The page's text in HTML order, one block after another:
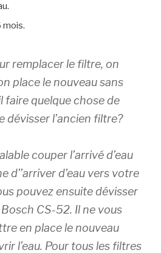
mois.
remplacer le filtre, on
place le nouveau sans
faire quelque chose de
dévisser l’ancien filtre?
couper l’arrivé d’eau
d’’arriver d’eau vers votre
pouvez ensuite dévisser
CS-52. Il ne vous
en place le nouveau
l’eau. Pour tous les filtres